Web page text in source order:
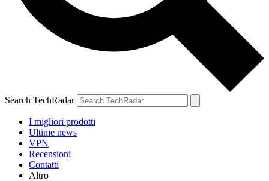
Search TechRadar
I migliori prodotti
Ultime news
VPN
Recensioni
Contatti
Altro